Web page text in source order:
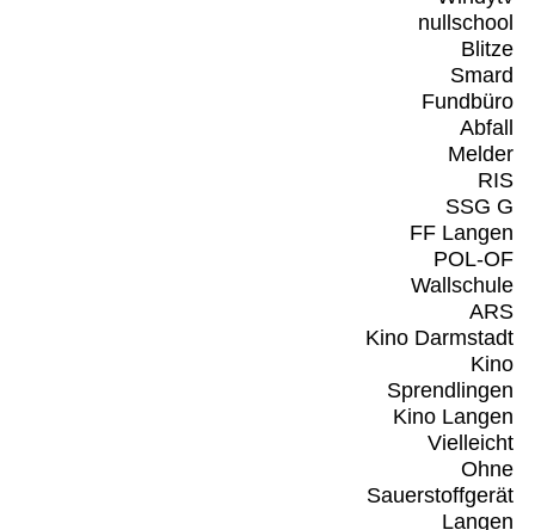
nullschool
Blitze
Smard
Fundbüro
Abfall
Melder
RIS
SSG G
FF Langen
POL-OF
Wallschule
ARS
Kino Darmstadt
Kino
Sprendlingen
Kino Langen
Vielleicht
Ohne
Sauerstoffgerät
Langen